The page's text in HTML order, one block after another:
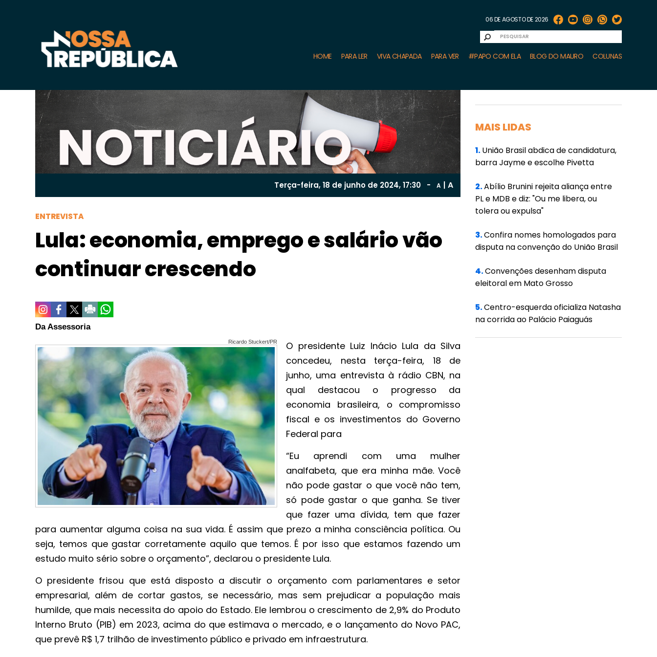
06 DE AGOSTO DE 2026
HOME PARA LER VIVA CHAPADA PARA VER #PAPO COM ELA BLOG DO MAURO COLUNAS
Terça-feira, 18 de junho de 2024, 17:30 - A A
ENTREVISTA
Lula: economia, emprego e salário vão
continuar crescendo
Da Assessoria
Ricardo Stuckert/PR
O presidente Luiz Inácio Lula da Silva
concedeu, nesta terça-feira, 18 de
junho, uma entrevista à rádio CBN, na
qual destacou o progresso da
economia brasileira, o compromisso
fiscal e os investimentos do Governo
Federal para
“Eu aprendi com uma mulher
analfabeta, que era minha mãe. Você
não pode gastar o que você não tem,
só pode gastar o que ganha. Se tiver
que fazer uma dívida, tem que fazer
para aumentar alguma coisa na sua vida. É assim que prezo a minha consciência política. Ou
seja, temos que gastar corretamente aquilo que temos. É por isso que estamos fazendo um
estudo muito sério sobre o orçamento”, declarou o presidente Lula.
O presidente frisou que está disposto a discutir o orçamento com parlamentares e setor
empresarial, além de cortar gastos, se necessário, mas sem prejudicar a população mais
humilde, que mais necessita do apoio do Estado. Ele lembrou o crescimento de 2,9% do Produto
Interno Bruto (PIB) em 2023, acima do que estimava o mercado, e o lançamento do Novo PAC,
que prevê R$ 1,7 trilhão de investimento público e privado em infraestrutura.
MAIS LIDAS
1.União Brasil abdica de candidatura,
barra Jayme e escolhe Pivetta
2.Abílio Brunini rejeita aliança entre
PL e MDB e diz: "Ou me libera, ou
tolera ou expulsa"
3.Confira nomes homologados para
disputa na convenção do União Brasil
4.Convenções desenham disputa
eleitoral em Mato Grosso
5.Centro-esquerda oficializa Natasha
na corrida ao Palácio Paiaguás